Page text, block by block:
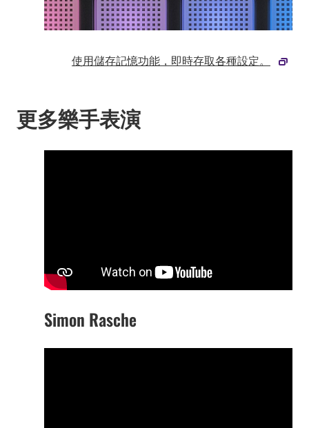
使用儲存記憶功能，即時存取各種設定。
更多樂手表演
Simon Rasche